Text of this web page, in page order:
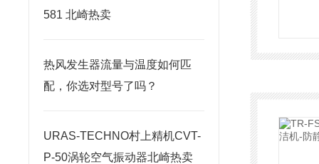
581 北崎热卖
热风发生器流量与温度如何匹
配，你选对型号了吗？
URAS-TECHNO村上精机CVT-
P-50涡轮空气振动器北崎热卖